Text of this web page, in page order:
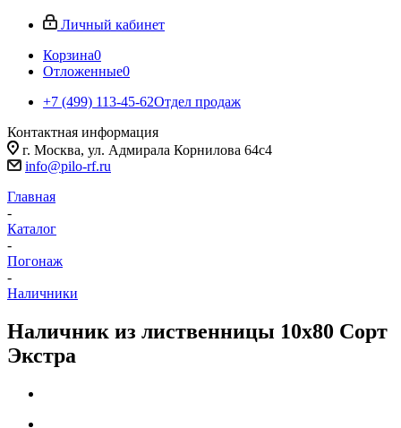
Личный кабинет
Корзина0
Отложенные0
+7 (499) 113-45-62Отдел продаж
Контактная информация
г. Москва, ул. Адмирала Корнилова 64с4
info@pilo-rf.ru
Главная
-
Каталог
-
Погонаж
-
Наличники
Наличник из лиственницы 10х80 Сорт
Экстра